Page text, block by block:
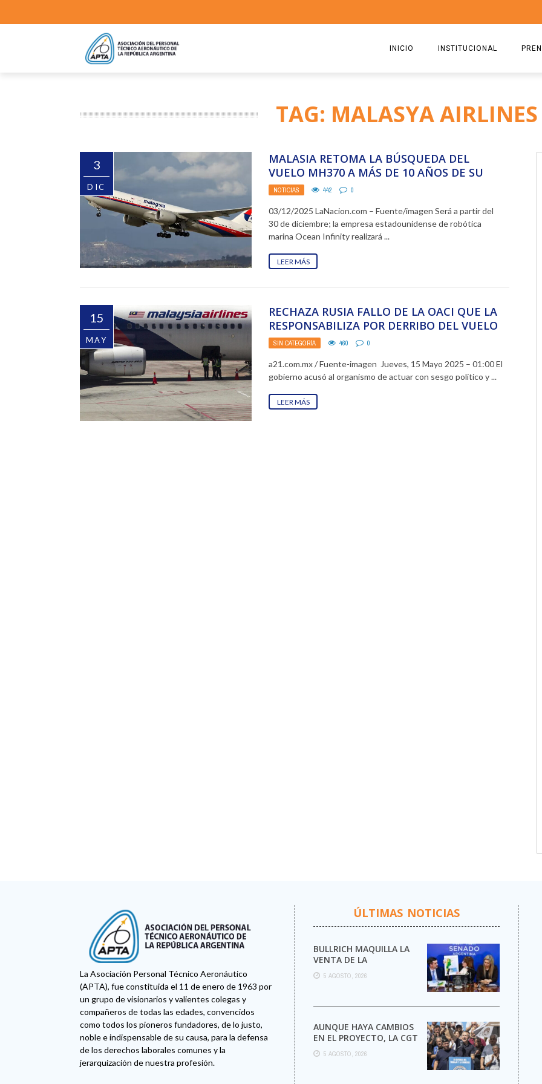
INICIO INSTITUCIONAL
ESTATUTO
RICARDO CIRIELLI
2025
TAG: MALASYA AIRLINES
3
DIC
MALASIA RETOMA LA BÚSQUEDA DEL
VUELO MH370 A MÁS DE 10 AÑOS DE SU
DESAPARICIÓN
NOTICIAS 442 0
03/12/2025 LaNacion.com – Fuente/imagen Será a partir del
30 de diciembre; la empresa estadounidense de robótica
marina Ocean Infinity realizará ...
LEER MÁS
15
MAY
RECHAZA RUSIA FALLO DE LA OACI QUE LA
RESPONSABILIZA POR DERRIBO DEL VUELO
MH17
SIN CATEGORÍA 460 0
a21.com.mx / Fuente-imagen Jueves, 15 Mayo 2025 – 01:00 El
gobierno acusó al organismo de actuar con sesgo político y ...
LEER MÁS
La Asociación Personal Técnico Aeronáutico
(APTA), fue constituida el 11 de enero de 1963 por
un grupo de visionarios y valientes colegas y
compañeros de todas las edades, convencidos
como todos los pioneros fundadores, de lo justo,
noble e indispensable de su causa, para la defensa
de los derechos laborales comunes y la
jerarquización de nuestra profesión.
ÚLTIMAS NOTICIAS
BULLRICH MAQUILLA LA
VENTA DE LA
ARGENTINA
5 AGOSTO, 2026
AUNQUE HAYA CAMBIOS
EN EL PROYECTO, LA CGT
MARCHA AL CONGRESO
CONTRA LA LEY DE ...
5 AGOSTO, 2026